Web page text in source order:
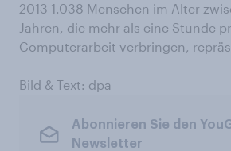
2013 1.038 Menschen im Alter
Jahren, die mehr als eine Stunde
Computerarbeit verbringen,
Bild & Text: dpa
Abonnieren Sie den
Newsletter